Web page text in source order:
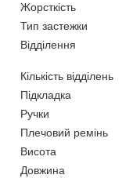
Жорсткість
Тип застежки
Відділення
Кількість відділень
Підкладка
Ручки
Плечовий ремінь
Висота
Довжина